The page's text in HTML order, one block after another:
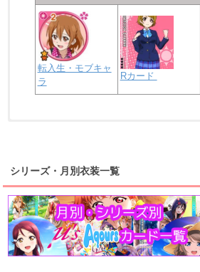
転入生・モブキャ
ラ
Rカード
桜内梨子 高海千歌
浦の星女学院1年生
上原歩夢 宮下愛
虹ヶ咲学園1年生
シリーズ・月別衣装一覧